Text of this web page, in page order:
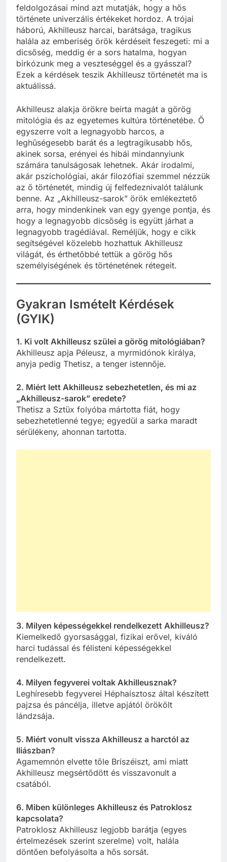
feldolgozásai mind azt mutatják, hogy a hős
története univerzális értékeket hordoz. A trójai
háború, Akhilleusz harcai, barátsága, tragikus
halála az emberiség örök kérdéseit feszegeti: mi a
dicsőség, meddig ér a sors hatalma, hogyan
birkózunk meg a veszteséggel és a gyásszal?
Ezek a kérdések teszik Akhilleusz történetét ma is
aktuálissá.
Akhilleusz alakja örökre beírta magát a görög
mitológia és az egyetemes kultúra történetébe. Ő
egyszerre volt a legnagyobb harcos, a
leghűségesebb barát és a legtragikusabb hős,
akinek sorsa, erényei és hibái mindannyiunk
számára tanulságosak lehetnek. Akár irodalmi,
akár pszichológiai, akár filozófiai szemmel nézzük
az ő történetét, mindig új felfedeznivalót találunk
benne. Az „Akhilleusz-sarok” örök emlékeztető
arra, hogy mindenkinek van egy gyenge pontja, és
hogy a legnagyobb dicsőség is együtt járhat a
legnagyobb tragédiával. Reméljük, hogy e cikk
segítségével közelebb hozhattuk Akhilleusz
világát, és érthetőbbé tettük a görög hős
személyiségének és történetének rétegeit.
Gyakran Ismételt Kérdések
(GYIK)
1. Ki volt Akhilleusz szülei a görög mitológiában?
Akhilleusz apja Péleusz, a myrmidónok királya,
anyja pedig Thetisz, a tenger istennője.
2. Miért lett Akhilleusz sebezhetetlen, és mi az
„Akhilleusz-sarok” eredete?
Thetisz a Sztüx folyóba mártotta fiát, hogy
sebezhetetlenné tegye; egyedül a sarka maradt
sérülékeny, ahonnan tartotta.
3. Milyen képességekkel rendelkezett Akhilleusz?
Kiemelkedő gyorsasággal, fizikai erővel, kiváló
harci tudással és félisteni képességekkel
rendelkezett.
4. Milyen fegyverei voltak Akhilleusznak?
Leghíresebb fegyverei Héphaisztosz által készített
pajzsa és páncélja, illetve apjától örökölt
lándzsája.
5. Miért vonult vissza Akhilleusz a harctól az
Iliászban?
Agamemnón elvette tőle Bríszéiszt, ami miatt
Akhilleusz megsértődött és visszavonult a
csatából.
6. Miben különleges Akhilleusz és Patroklosz
kapcsolata?
Patroklosz Akhilleusz legjobb barátja (egyes
értelmezések szerint szerelme) volt, halála
döntően befolyásolta a hős sorsát.